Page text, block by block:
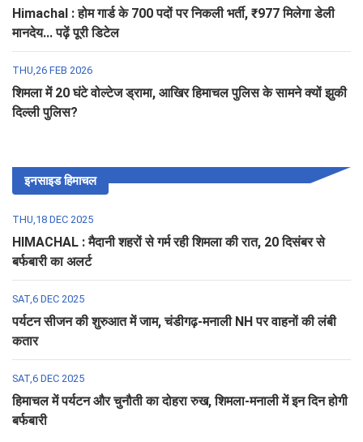
Himachal : होम गार्ड के 700 पदों पर निकली भर्ती, ₹977 मिलेगा डेली
मानदेय... पढ़ें पूरी डिटेल
THU,26 FEB 2026
शिमला में 20 घंटे वोल्टेज ड्रामा, आखिर हिमाचल पुलिस के सामने क्यों झुकी
दिल्ली पुलिस?
इनसाइड हिमाचल
THU,18 DEC 2025
HIMACHAL : मैदानी शहरों से गर्म रही शिमला की रात, 20 दिसंबर से
बर्फबारी का अलर्ट
SAT,6 DEC 2025
पर्यटन सीजन की शुरुआत में जाम, चंडीगढ़-मनाली NH पर वाहनों की लंबी
कतार
SAT,6 DEC 2025
हिमाचल में पर्यटन और चुनौती का दोहरा रुख, शिमला-मनाली में इन दिन होगी
बर्फबारी